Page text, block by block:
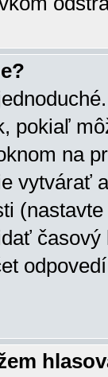
pokiaľ
na
vytvárať